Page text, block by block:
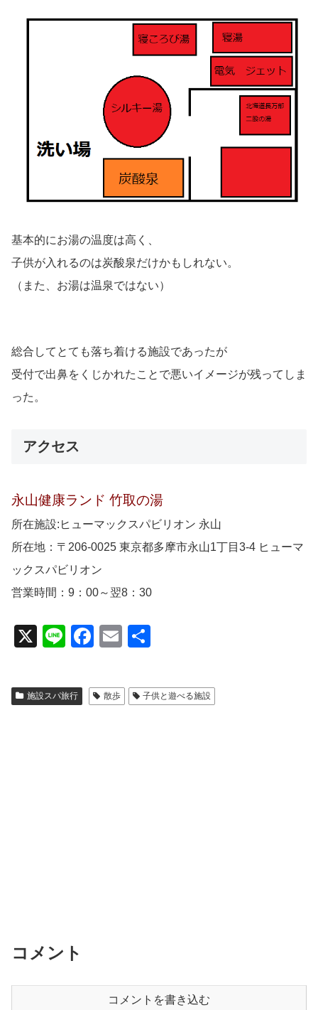
基本的にお湯の温度は高く、
子供が入れるのは炭酸泉だけかもしれない。
（また、お湯は温泉ではない）
総合してとても落ち着ける施設であったが
受付で出鼻をくじかれたことで悪いイメージが残ってしま
った。
アクセス
永山健康ランド 竹取の湯
所在施設:ヒューマックスパビリオン 永山
所在地：〒206-0025 東京都多摩市永山1丁目3-4 ヒューマ
ックスパビリオン
営業時間：9：00～翌8：30
X
Li
e
F
c
e
E
ail
施設スパ旅行 散歩 子供と遊べる施設
コメント
コメントを書き込む